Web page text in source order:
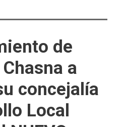
de
a
concejalía
Local